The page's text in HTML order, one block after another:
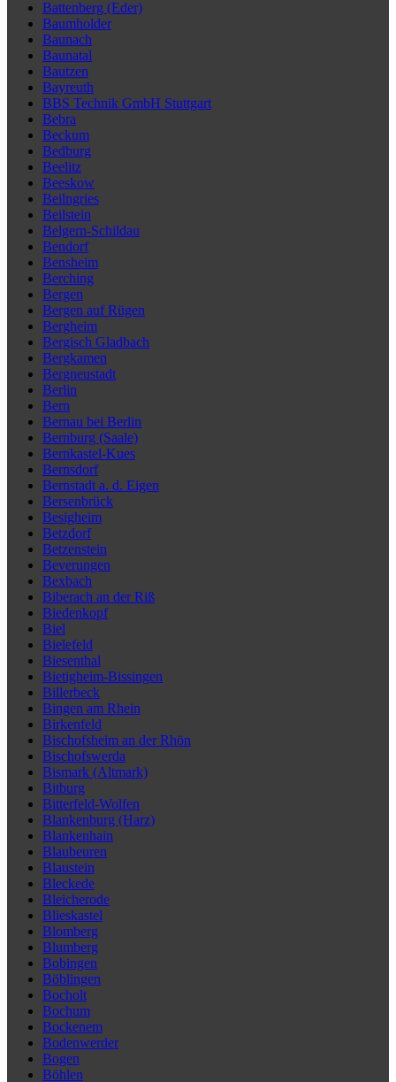
Battenberg (Eder)
Baumholder
Baunach
Baunatal
Bautzen
Bayreuth
BBS Technik GmbH Stuttgart
Bebra
Beckum
Bedburg
Beelitz
Beeskow
Beilngries
Beilstein
Belgern-Schildau
Bendorf
Bensheim
Berching
Bergen
Bergen auf Rügen
Bergheim
Bergisch Gladbach
Bergkamen
Bergneustadt
Berlin
Bern
Bernau bei Berlin
Bernburg (Saale)
Bernkastel-Kues
Bernsdorf
Bernstadt a. d. Eigen
Bersenbrück
Besigheim
Betzdorf
Betzenstein
Beverungen
Bexbach
Biberach an der Riß
Biedenkopf
Biel
Bielefeld
Biesenthal
Bietigheim-Bissingen
Billerbeck
Bingen am Rhein
Birkenfeld
Bischofsheim an der Rhön
Bischofswerda
Bismark (Altmark)
Bitburg
Bitterfeld-Wolfen
Blankenburg (Harz)
Blankenhain
Blaubeuren
Blaustein
Bleckede
Bleicherode
Blieskastel
Blomberg
Blumberg
Bobingen
Böblingen
Bocholt
Bochum
Bockenem
Bodenwerder
Bogen
Böhlen